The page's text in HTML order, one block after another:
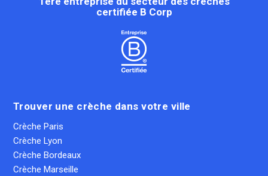
certifiée B Corp
Trouver une crèche dans votre ville
Crèche Paris
Crèche Lyon
Crèche Bordeaux
Crèche Marseille